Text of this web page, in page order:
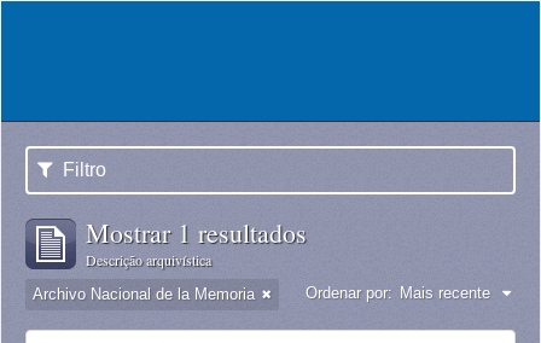
Filtro
Mostrar 1 resultados
Descrição arquivística
Archivo Nacional de la Memoria Ordenar por: Mais recente